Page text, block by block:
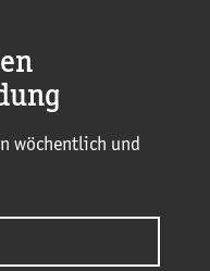
wöchentlich und